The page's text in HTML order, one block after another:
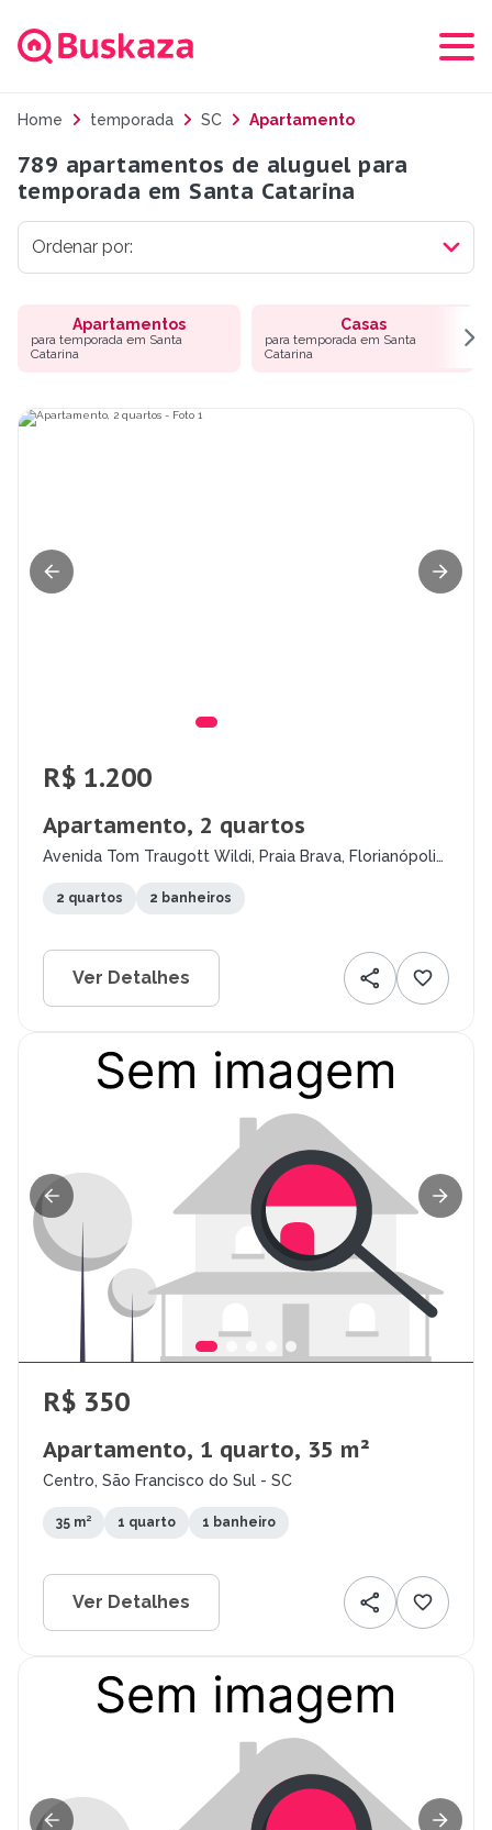
Home temporada SC Apartamento
789 apartamentos de aluguel para
temporada em Santa Catarina
Apartamentos
para temporada em Santa
Catarina
Casas
para temporada em Santa
Catarina
R$ 1.200
Apartamento, 2 quartos
Avenida Tom Traugott Wildi, Praia Brava, Florianópolis
2 quartos 2 banheiros
Ver Detalhes
R$ 350
Apartamento, 1 quarto, 35 m²
Centro, São Francisco do Sul - SC
35 m² 1 quarto 1 banheiro
Ver Detalhes